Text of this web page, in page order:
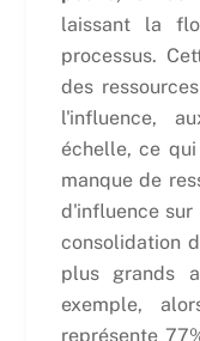
laissant la
processus.
des
l'influence,
échelle, ce
manque de
d'influence
consolidation
plus grands
exemple,
représente